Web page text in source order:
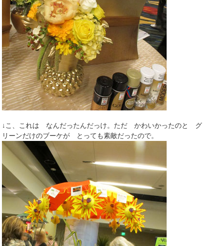
↓こ、これは なんだったんだっけ。ただ かわいかったのと グ
リーンだけのブーケが とっても素敵だったので。